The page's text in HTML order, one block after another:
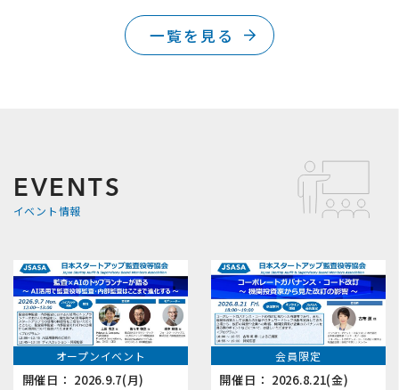
一覧を見る
EVENTS
イベント情報
オープンイベント
開催日： 2026.9.7(月)
会員限定
開催日： 2026.8.21(金)